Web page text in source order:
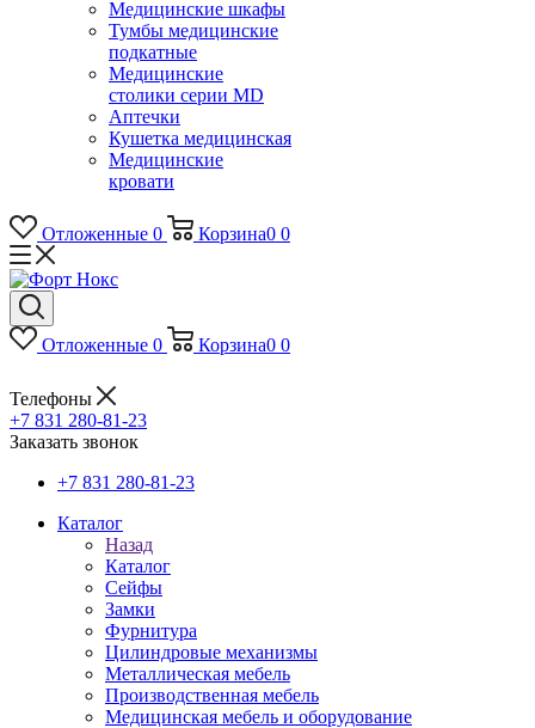
Медицинские шкафы
Тумбы медицинские
подкатные
Медицинские
столики серии MD
Аптечки
Кушетка медицинская
Медицинские
кровати
Отложенные 0 Корзина0 0
Отложенные 0 Корзина0 0
Телефоны
+7 831 280-81-23
Заказать звонок
+7 831 280-81-23
Каталог
Назад
Каталог
Сейфы
Замки
Фурнитура
Цилиндровые механизмы
Металлическая мебель
Производственная мебель
Медицинская мебель и оборудование